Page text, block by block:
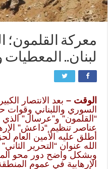
معركة القلمون؛
لبنان.. المعطيات
الوقت – بعد الانتصار
السوري واللبناني وقوات
“القلمون” و”عرسال”
عناصر تنظيم “داعش”
أطلق عليه الأمين العام
الله عنوان “التحرير
وبشكل واضح دور محو
الإرهابية في عموم